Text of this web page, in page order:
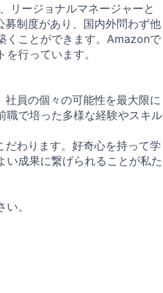
リージョナルマネージャーと
制度があり、国内外問わず他
くことができます。Amazonで
行っています。
員の個々の可能性を最大限に
職で培った多様な経験やスキル
わります。好奇心を持って学
い成果に繋げられることが私た
。